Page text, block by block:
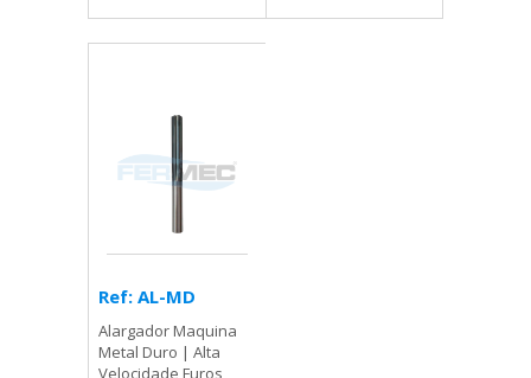
Ref: AL-MD
Alargador Maquina
Metal Duro | Alta
Velocidade Furos